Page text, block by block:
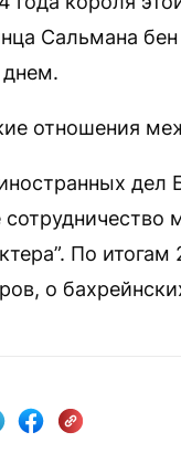
Сальмана
отношения
дел
По
о